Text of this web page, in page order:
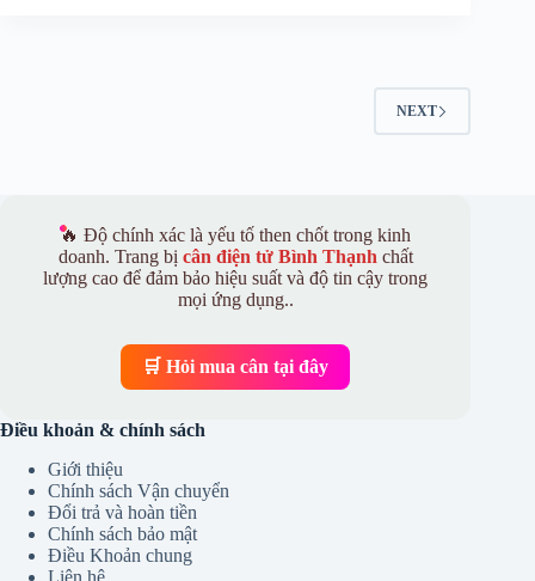
NEXT
🔥 Độ chính xác là yếu tố then chốt trong kinh
doanh. Trang bị cân điện tử Bình Thạnh chất
lượng cao để đảm bảo hiệu suất và độ tin cậy trong
mọi ứng dụng..
🛒 Hỏi mua cân tại đây
Điều khoản & chính sách
Giới thiệu
Chính sách Vận chuyển
Đổi trả và hoàn tiền
Chính sách bảo mật
Điều Khoản chung
Liên hệ